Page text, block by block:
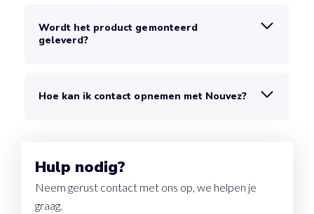
Wordt het product gemonteerd
geleverd?
Hoe kan ik contact opnemen met Nouvez?
Hulp nodig?
Neem gerust contact met ons op, we helpen je
graag.